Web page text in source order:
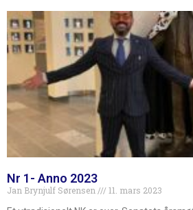
Nr 1- Anno 2023
Jan Brynjulf Sørensen
11. mars 2023